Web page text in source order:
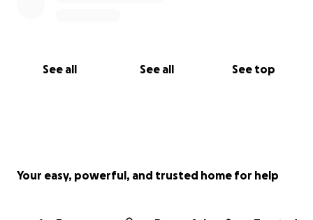
See all See all See top
Your easy, powerful, and trusted home for help